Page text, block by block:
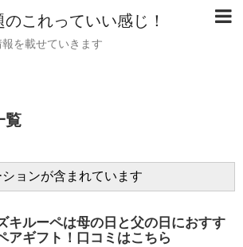
これっていい感じ！
を載せていきます
覧
ョンが含まれています
キルーペは母の日と父の日におすす
アギフト！口コミはこちら